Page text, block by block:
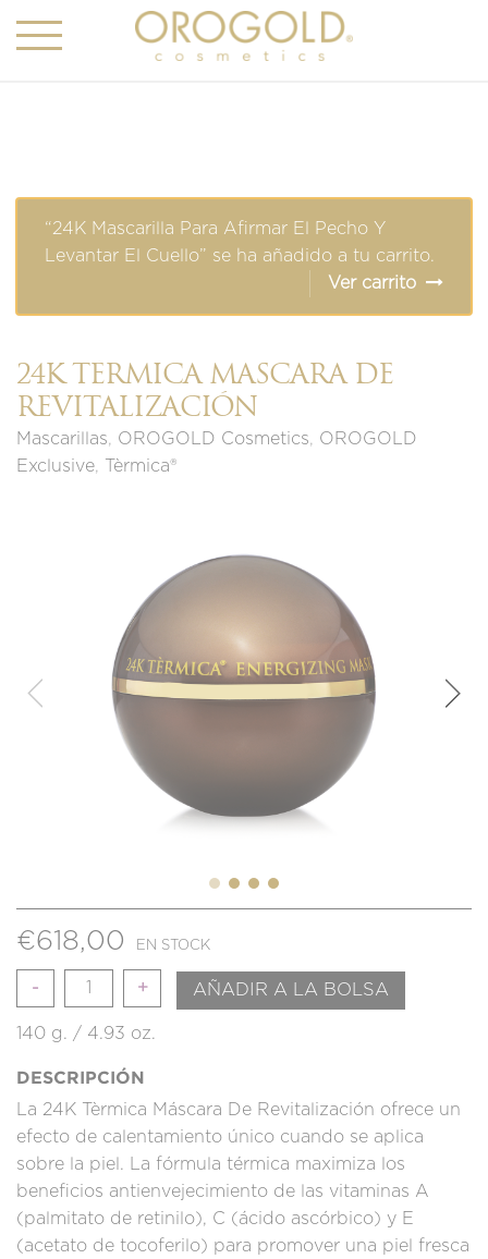
“24K Mascarilla Para Afirmar El Pecho Y
Levantar El Cuello” se ha añadido a tu carrito.
Ver carrito
24K TÈRMICA MÁSCARA DE
REVITALIZACIÓN
Mascarillas OROGOLD Cosmetics
OROGOLD
Exclusive
Tèrmica®
€618,00 EN STOCK
Cantidad AÑADIR A LA BOLSA
140 g. / 4.93 oz.
DESCRIPCIÓN
La 24K Tèrmica Máscara De Revitalización ofrece un
efecto de calentamiento único cuando se aplica
sobre la piel. La fórmula térmica maximiza los
beneficios antienvejecimiento de las vitaminas A
(palmitato de retinilo), C (ácido ascórbico) y E
(acetato de tocoferilo) para promover una piel fresca